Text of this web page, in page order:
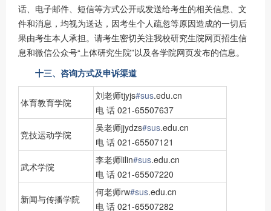
话、电子邮件、短信等方式公开或发送给考生的相关信息、文
件和消息，均视为送达，因考生个人疏忽等原因造成的一切后
果由考生本人承担。请考生密切关注我校研究生院网页招生信
息和微信公众号“上体研究生院”以及各学院网页发布的信息。
十三、咨询方式及申诉渠道
体育教育学院
刘老师tjyjs#sus.edu.cn
电 话 021-65507637
竞技运动学院
吴老师jjydzs#sus.edu.cn
电 话 021-65507121
武术学院
李老师lilin#sus.edu.cn
电 话 021-65507220
新闻与传播学院
何老师rw#sus.edu.cn
电 话 021-65507282